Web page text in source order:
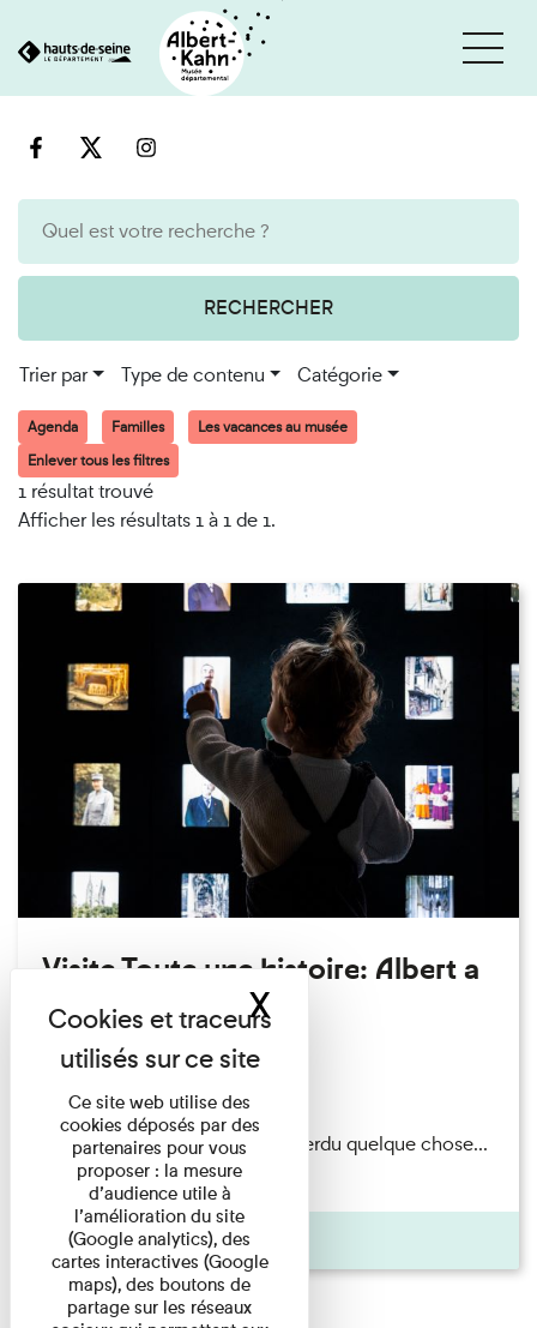
au
RECHERCHER
Trier par Type de contenu Catégorie
Agenda Familles
Les vacances au musée
Enlever tous les filtres
1 résultat trouvé
Afficher les résultats 1 à 1 de 1.
Visite Toute une histoire: Albert a
perdu son chapeau!
Exposition permanente
Du 15/08/2026 au 15/08/2026
Il semblerait qu’Albert Kahn a perdu quelque chose...
Accompagnés d’une ...
Agenda
Cookies et traceurs utilisés sur ce site
Ce site web utilise des
cookies déposés par des
partenaires pour vous
proposer : la mesure
d’audience utile à
l’amélioration du site
(Google analytics), des
cartes interactives (Google
maps), des boutons de
partage sur les réseaux
XMasquer le